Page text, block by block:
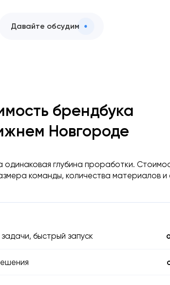
Давайте обсудим
брендбука
Новгороде
одинаковая глубина проработки.
команды, количества материалов и
быстрый запуск